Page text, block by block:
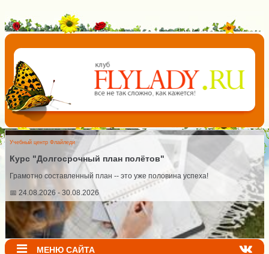
Учебный центр Флайледи
Курс "Долгосрочный план полётов"
Грамотно составленный план -- это уже половина успеха!
📅 24.08.2026 - 30.08.2026
МЕНЮ САЙТА